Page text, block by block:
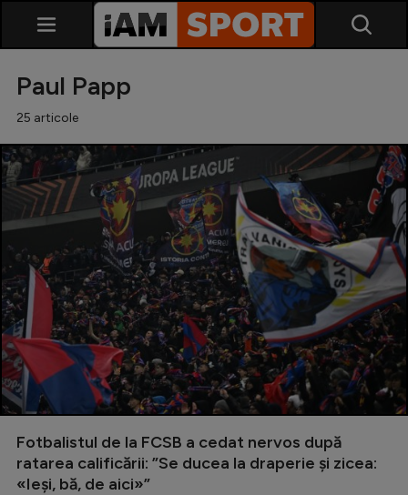
SuperLiga
Liga 2
Cupa României
Echipa Națională
U21
Fotbal feminin
Special
Diverse
Paul Papp
25 articole
Fotbalistul de la FCSB a cedat nervos după
ratarea calificării: ”Se ducea la draperie și zicea:
«Ieși, bă, de aici»”